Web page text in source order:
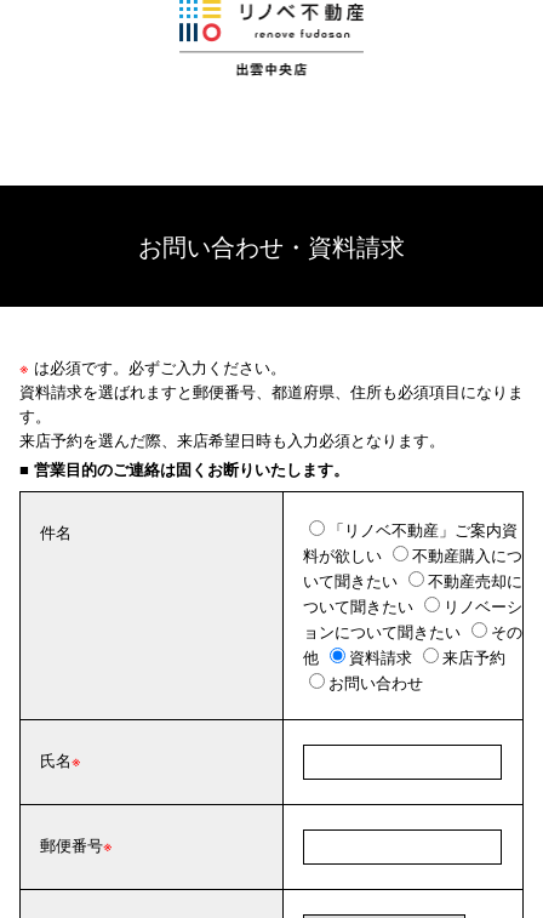
お問い合わせ・資料請求
※ は必須です。必ずご入力ください。
資料請求を選ばれますと郵便番号、都道府県、住所も必須項目になりま
す。
来店予約を選んだ際、来店希望日時も入力必須となります。
■ 営業目的のご連絡は固くお断りいたします。
件名
「リノベ不動産」ご案内資
料が欲しい
不動産購入につ
いて聞きたい
不動産売却に
ついて聞きたい
リノベーシ
ョンについて聞きたい
その
他
資料請求
来店予約
お問い合わせ
氏名
郵便番号